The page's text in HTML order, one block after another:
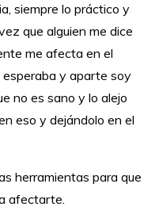
siempre lo práctico y
que alguien me dice
me afecta en el
esperaba y aparte soy
no es sano y lo alejo
eso y dejándolo en el
herramientas para que
afectarte.